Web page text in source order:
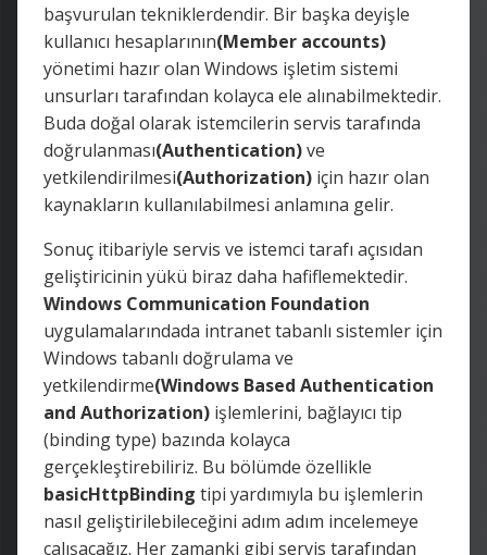
başvurulan tekniklerdendir. Bir başka deyişle
kullanıcı hesaplarının(Member accounts)
yönetimi hazır olan Windows işletim sistemi
unsurları tarafından kolayca ele alınabilmektedir.
Buda doğal olarak istemcilerin servis tarafında
doğrulanması(Authentication)ve
yetkilendirilmesi(Authorization) için hazır olan
kaynakların kullanılabilmesi anlamına gelir.
Sonuç itibariyle servis ve istemci tarafı açısıdan
geliştiricinin yükü biraz daha hafiflemektedir.
Windows Communication Foundation
uygulamalarındada intranet tabanlı sistemler için
Windows tabanlı doğrulama ve
yetkilendirme(Windows Based Authentication
and Authorization) işlemlerini, bağlayıcı tip
(binding type) bazında kolayca
gerçekleştirebiliriz. Bu bölümde özellikle
basicHttpBinding tipi yardımıyla bu işlemlerin
nasıl geliştirilebileceğini adım adım incelemeye
çalışacağız. Her zamanki gibi servis tarafından